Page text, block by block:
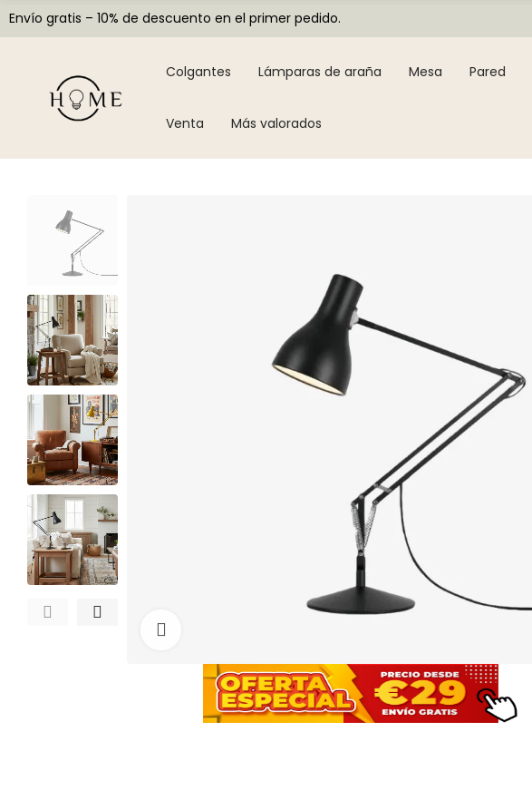
Envío gratis – 10% de descuento en el primer pedido.
Colgantes Lámparas de araña Mesa Pared
Venta Más valorados